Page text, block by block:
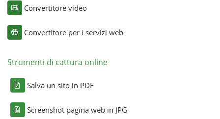
Convertitore video
Convertitore per i servizi web
Strumenti di cattura online
Salva un sito in PDF
Screenshot pagina web in JPG